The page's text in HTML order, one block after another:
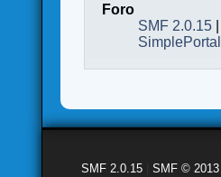
Foro
SMF 2.0.15
SMF 2.0.15 |SMF © 2013